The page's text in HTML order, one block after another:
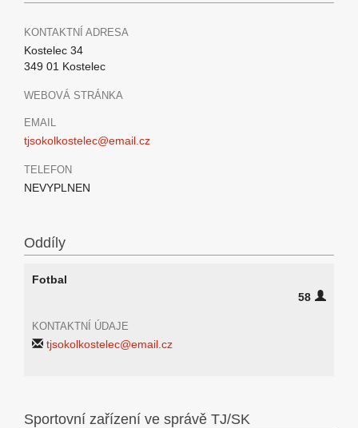
KONTAKTNÍ ADRESA
Kostelec 34
349 01 Kostelec
WEBOVÁ STRÁNKA
EMAIL
tjsokolkostelec@email.cz
TELEFON
NEVYPLNEN
Oddíly
Fotbal
58
KONTAKTNÍ ÚDAJE
tjsokolkostelec@email.cz
Sportovní zařízení ve správě TJ/SK